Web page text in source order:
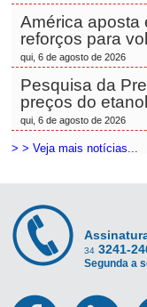
América aposta
reforços para
qui, 6 de agosto de 2026
Pesquisa da
preços do
qui, 6 de agosto de 2026
> > Veja mais notícias...
34 3241-
Segunda a